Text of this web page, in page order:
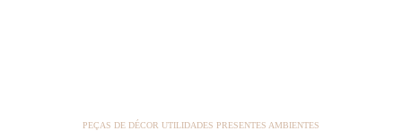
PEÇAS DE DÉCOR UTILIDADES PRESENTES AMBIENTES